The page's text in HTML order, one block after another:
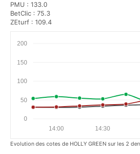
PMU : 133.0
BetClic : 75.3
ZEturf : 109.4
0
50
100
150
200
14:30
14:00
Evolution des cotes de HOLLY GREEN sur les 2